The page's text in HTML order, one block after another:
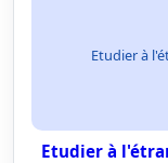
Etudier à
Etudier à